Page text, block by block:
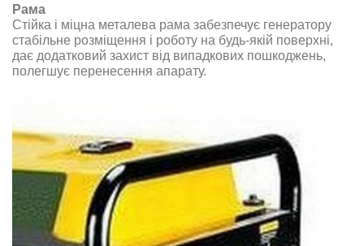
Рама
Стійка і міцна металева рама забезпечує генератору
стабільне розміщення і роботу на будь-якій поверхні,
дає додатковий захист від випадкових пошкоджень,
полегшує перенесення апарату.